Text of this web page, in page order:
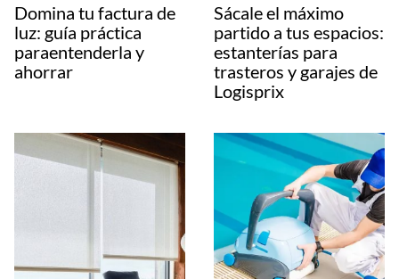
Domina tu factura de
luz: guía práctica
paraentenderla y
ahorrar
Sácale el máximo
partido a tus espacios:
estanterías para
trasteros y garajes de
Logisprix